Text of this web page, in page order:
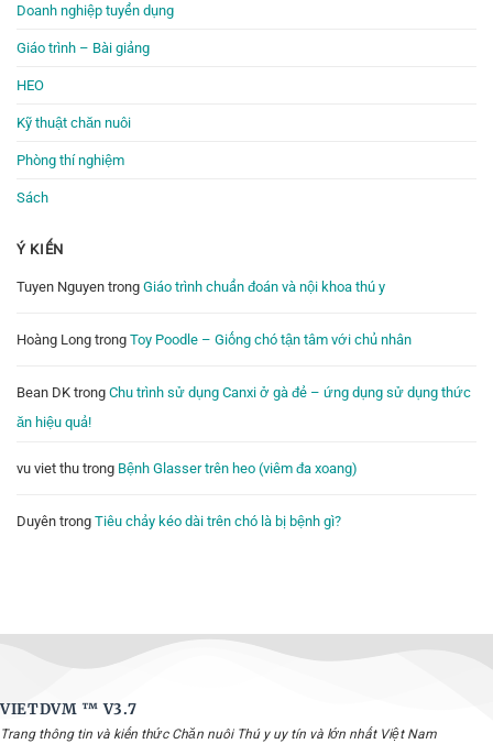
Doanh nghiệp tuyển dụng
Giáo trình – Bài giảng
HEO
Kỹ thuật chăn nuôi
Phòng thí nghiệm
Sách
Ý KIẾN
Tuyen Nguyen trong Giáo trình chuẩn đoán và nội khoa thú y
Hoàng Long trong Toy Poodle – Giống chó tận tâm với chủ nhân
Bean DK trong Chu trình sử dụng Canxi ở gà đẻ – ứng dụng sử dụng thức
ăn hiệu quả!
vu viet thu trong Bệnh Glasser trên heo (viêm đa xoang)
Duyên trong Tiêu chảy kéo dài trên chó là bị bệnh gì?
VIETDVM ™V3.7
Trang thông tin và kiến thức Chăn nuôi Thú y uy tín và lớn nhất Việt Nam